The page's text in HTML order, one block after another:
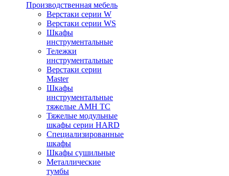
Производственная мебель
Верстаки серии W
Верстаки серии WS
Шкафы
инструментальные
Тележки
инструментальные
Верстаки серии
Master
Шкафы
инструментальные
тяжелые AMH TC
Тяжелые модульные
шкафы серии HARD
Cпециализированные
шкафы
Шкафы сушильные
Металлические
тумбы